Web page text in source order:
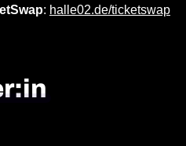
: halle02.de/ticketswap